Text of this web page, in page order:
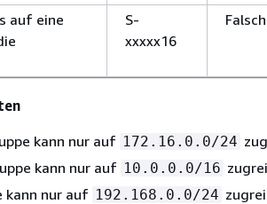
auf eine
S-
xxxxx16
Falsch
kann nur auf 172.16.0.0/24
kann nur auf 10.0.0.0/16
kann nur auf 192.168.0.0/24